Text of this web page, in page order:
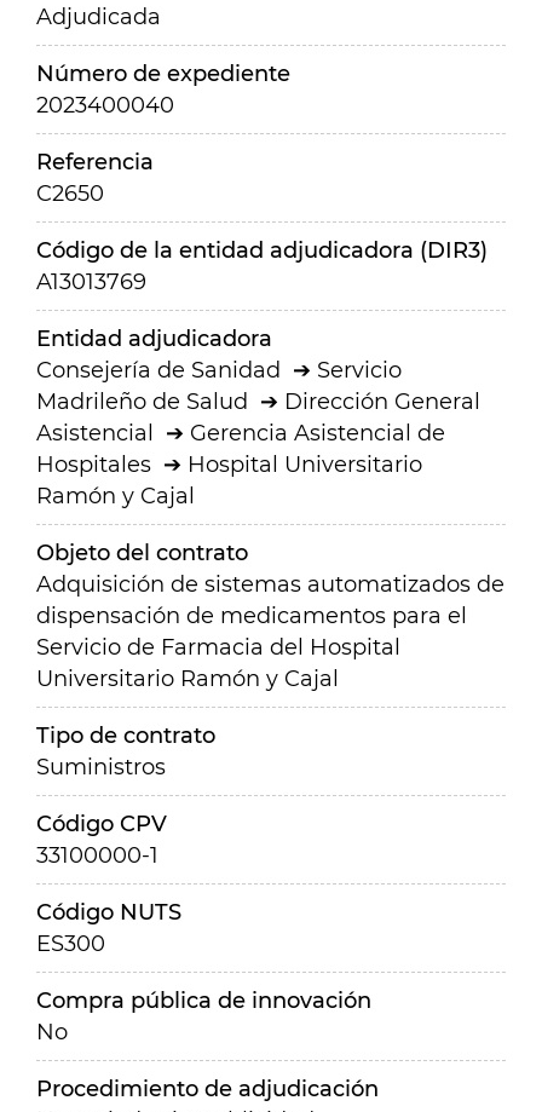
Adjudicada
Número de expediente
2023400040
Referencia
C2650
Código de la entidad adjudicadora (DIR3)
A13013769
Entidad adjudicadora
Consejería de Sanidad
Servicio
Madrileño de Salud
Dirección General
Asistencial
Gerencia Asistencial de
Hospitales
Hospital Universitario
Ramón y Cajal
Objeto del contrato
Adquisición de sistemas automatizados de
dispensación de medicamentos para el
Servicio de Farmacia del Hospital
Universitario Ramón y Cajal
Tipo de contrato
Suministros
Código CPV
33100000-1
Código NUTS
ES300
Compra pública de innovación
No
Procedimiento de adjudicación